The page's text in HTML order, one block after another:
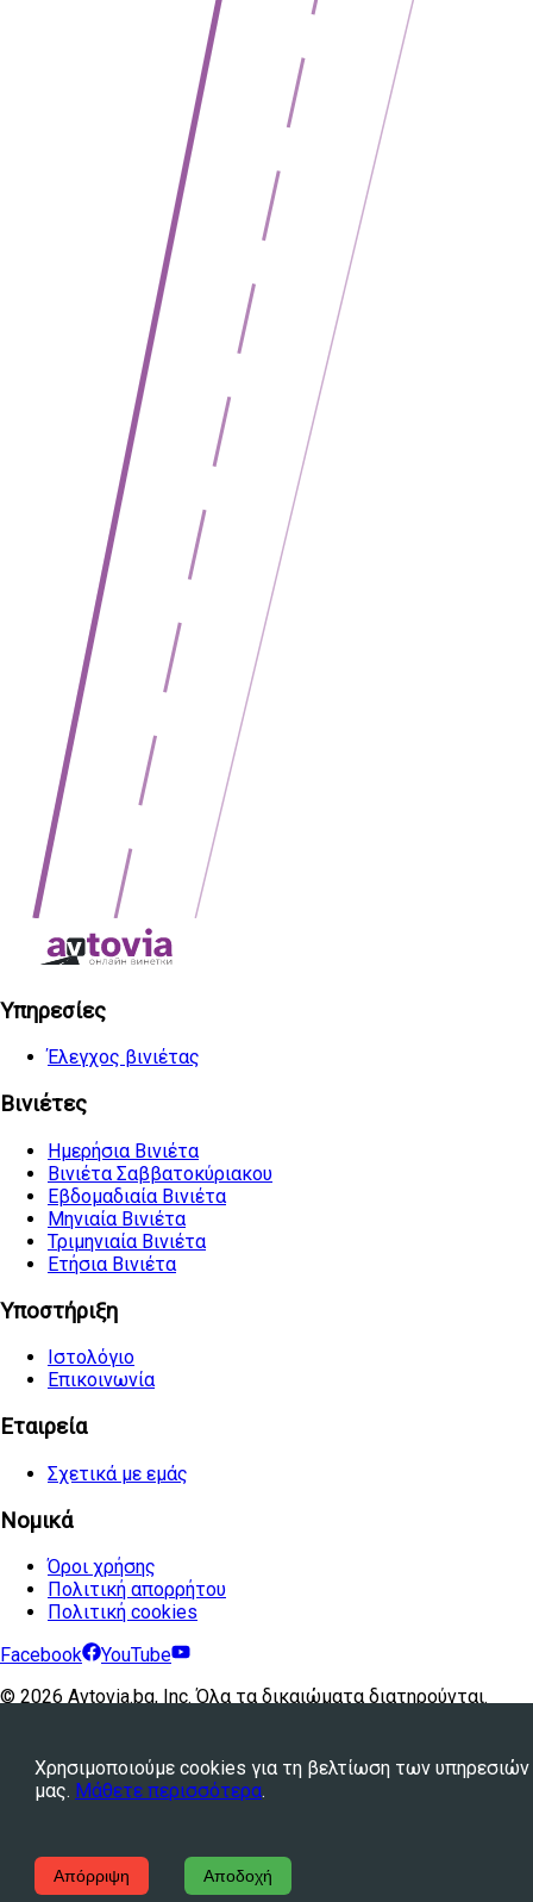
Χρησιμοποιούμε cookies για τη βελτίωση των υπηρεσιών
μας. Μάθετε περισσότερα.
Απόρριψη Αποδοχή
Υπηρεσίες
Έλεγχος βινιέτας
Βινιέτες
Ημερήσια Βινιέτα
Βινιέτα Σαββατοκύριακου
Εβδομαδιαία Βινιέτα
Μηνιαία Βινιέτα
Τριμηνιαία Βινιέτα
Ετήσια Βινιέτα
Υποστήριξη
Ιστολόγιο
Επικοινωνία
Εταιρεία
Σχετικά με εμάς
Νομικά
Όροι χρήσης
Πολιτική απορρήτου
Πολιτική cookies
Facebook
YouTube
© 2026 Avtovia.bg, Inc. Όλα τα δικαιώματα διατηρούνται.